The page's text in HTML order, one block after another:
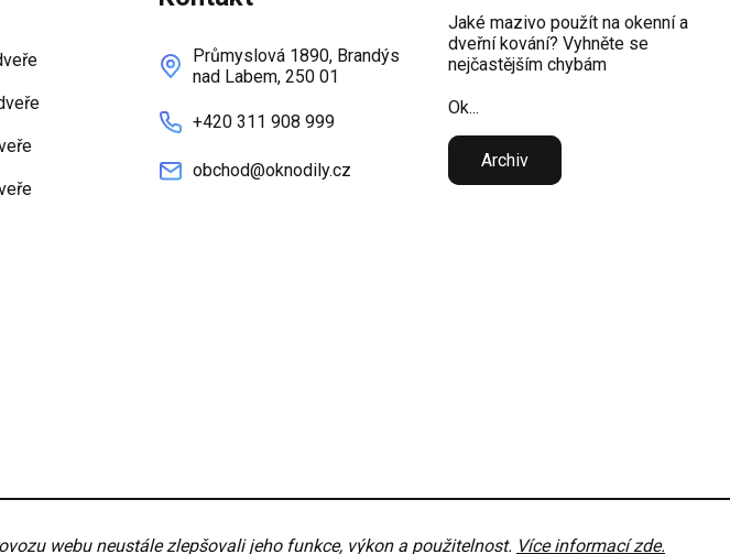
webu neustále zlepšovali jeho funkce, výkon a použitelnost. Více informací zde.
Průmyslová 1890, Brandýs
nad Labem, 250 01
+420 311 908 999
obchod@oknodily.cz
Jaké mazivo použít na okenní a
dveřní kování? Vyhněte se
nejčastějším chybám
Ok...
Archiv